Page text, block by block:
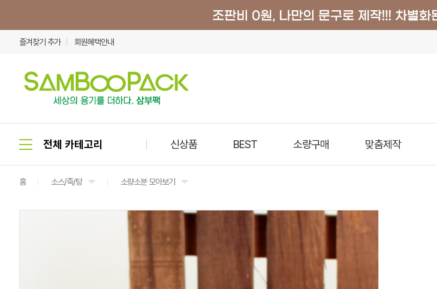
즐겨찾기 추가 회원혜택안내
신상품 BEST 소량구매 맞춤제작
홈 소스/죽/탕 소량소분 모아보기